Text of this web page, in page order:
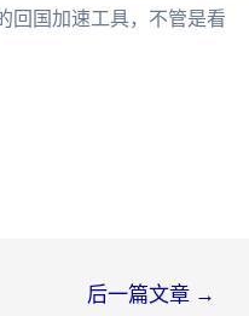
回国加速工具，不管是看
后一篇文章 →